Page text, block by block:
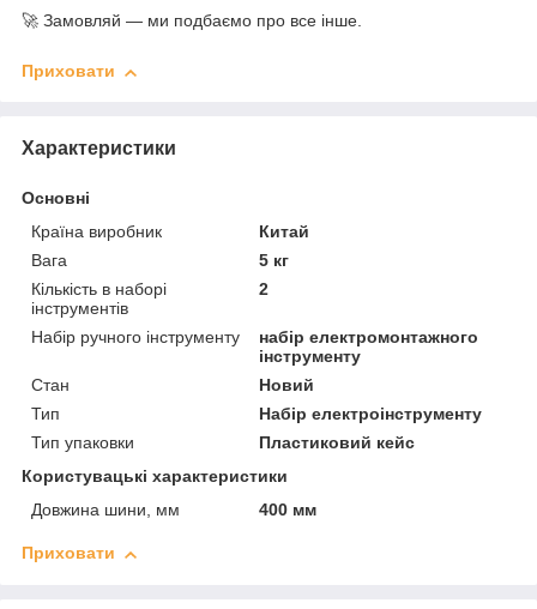
🚀 Замовляй — ми подбаємо про все інше.
Приховати
Характеристики
Основні
Країна виробник
Китай
Вага
5 кг
Кількість в наборі
інструментів
2
Набір ручного інструменту
набір електромонтажного
інструменту
Стан
Новий
Тип
Набір електроінструменту
Тип упаковки
Пластиковий кейс
Користувацькі характеристики
Довжина шини, мм
400 мм
Приховати